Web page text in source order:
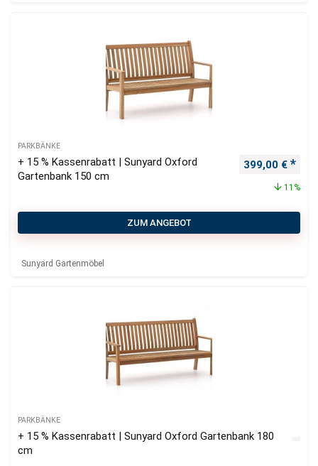
PARKBÄNKE
+ 15 % Kassenrabatt | Sunyard Oxford
Gartenbank 150 cm
399,00 €
11%
ZUM ANGEBOT
Sunyard Gartenmöbel
PARKBÄNKE
+ 15 % Kassenrabatt | Sunyard Oxford Gartenbank 180
cm